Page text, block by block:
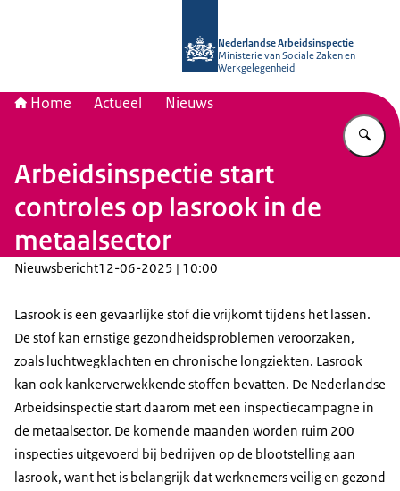
Nederlandse Arbeidsinspectie
Ministerie van Sociale Zaken en
Werkgelegenheid
Home Actueel Nieuws
Arbeidsinspectie start
controles op lasrook in de
metaalsector
Nieuwsbericht12-06-2025 | 10:00
Lasrook is een gevaarlijke stof die vrijkomt tijdens het lassen.
De stof kan ernstige gezondheidsproblemen veroorzaken,
zoals luchtwegklachten en chronische longziekten. Lasrook
kan ook kankerverwekkende stoffen bevatten. De Nederlandse
Arbeidsinspectie start daarom met een inspectiecampagne in
de metaalsector. De komende maanden worden ruim 200
inspecties uitgevoerd bij bedrijven op de blootstelling aan
lasrook, want het is belangrijk dat werknemers veilig en gezond